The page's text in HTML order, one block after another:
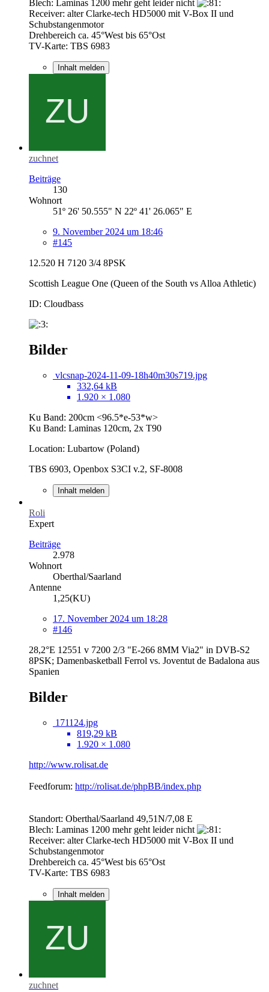
Blech: Laminas 1200 mehr geht leider nicht
Receiver: alter Clarke-tech HD5000 mit V-Box II und
Schubstangenmotor
Drehbereich ca. 45°West bis 65°Ost
TV-Karte: TBS 6983
Inhalt melden
zuchnet
Beiträge
130
Wohnort
51º 26' 50.555" N 22º 41' 26.065" E
9. November 2024 um 18:46
#145
12.520 H 7120 3/4 8PSK
Scottish League One (Queen of the South vs Alloa Athletic)
ID: Cloudbass
Bilder
vlcsnap-2024-11-09-18h40m30s719.jpg
332,64 kB
1.920 × 1.080
Ku Band: 200cm <96.5*e-53*w>
Ku Band: Laminas 120cm, 2x T90
Location: Lubartow (Poland)
TBS 6903, Openbox S3CI v.2, SF-8008
Inhalt melden
Roli
Expert
Beiträge
2.978
Wohnort
Oberthal/Saarland
Antenne
1,25(KU)
17. November 2024 um 18:28
#146
28,2°E 12551 v 7200 2/3 "E-266 8MM Via2" in DVB-S2
8PSK; Damenbasketball Ferrol vs. Joventut de Badalona aus
Spanien
Bilder
171124.jpg
819,29 kB
1.920 × 1.080
http://www.rolisat.de
Feedforum: http://rolisat.de/phpBB/index.php
Standort: Oberthal/Saarland 49,51N/7,08 E
Blech: Laminas 1200 mehr geht leider nicht
Receiver: alter Clarke-tech HD5000 mit V-Box II und
Schubstangenmotor
Drehbereich ca. 45°West bis 65°Ost
TV-Karte: TBS 6983
Inhalt melden
zuchnet